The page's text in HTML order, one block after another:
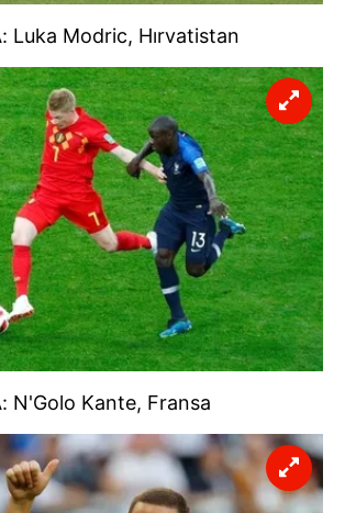
Luka Modric, Hırvatistan
N'Golo Kante, Fransa